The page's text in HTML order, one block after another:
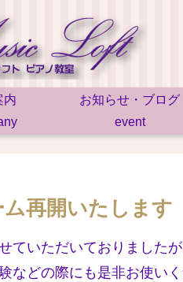
内
お知らせ・ブログ
event
再開いたします
ていただいておりました
などの際にも是非お使いく